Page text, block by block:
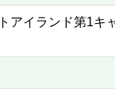
アイランド第1キ